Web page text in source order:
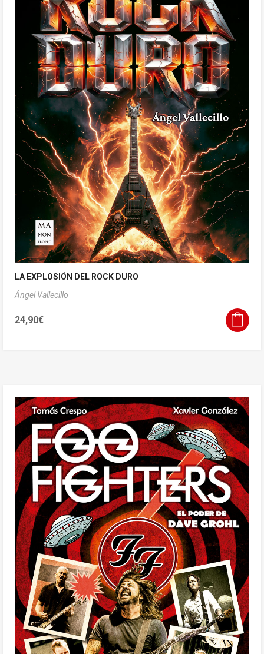
LA EXPLOSIÓN DEL ROCK DURO
Ángel Vallecillo
24,90€